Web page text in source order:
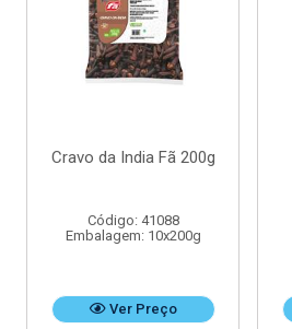
Cravo da India Fã 200g
Código: 41088
Embalagem: 10x200g
Ver Preço